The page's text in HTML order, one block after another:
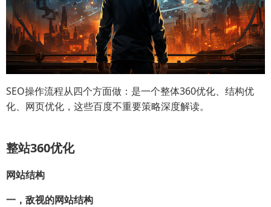
SEO操作流程从四个方面做：是一个整体360优化、结构优
化、网页优化，这些百度不重要策略深度解读。
整站360优化
网站结构
一，敌视的网站结构